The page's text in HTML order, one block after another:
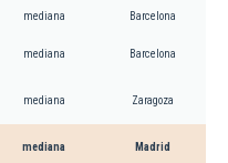
mediana Barcelona
mediana Barcelona
mediana Zaragoza
mediana Madrid